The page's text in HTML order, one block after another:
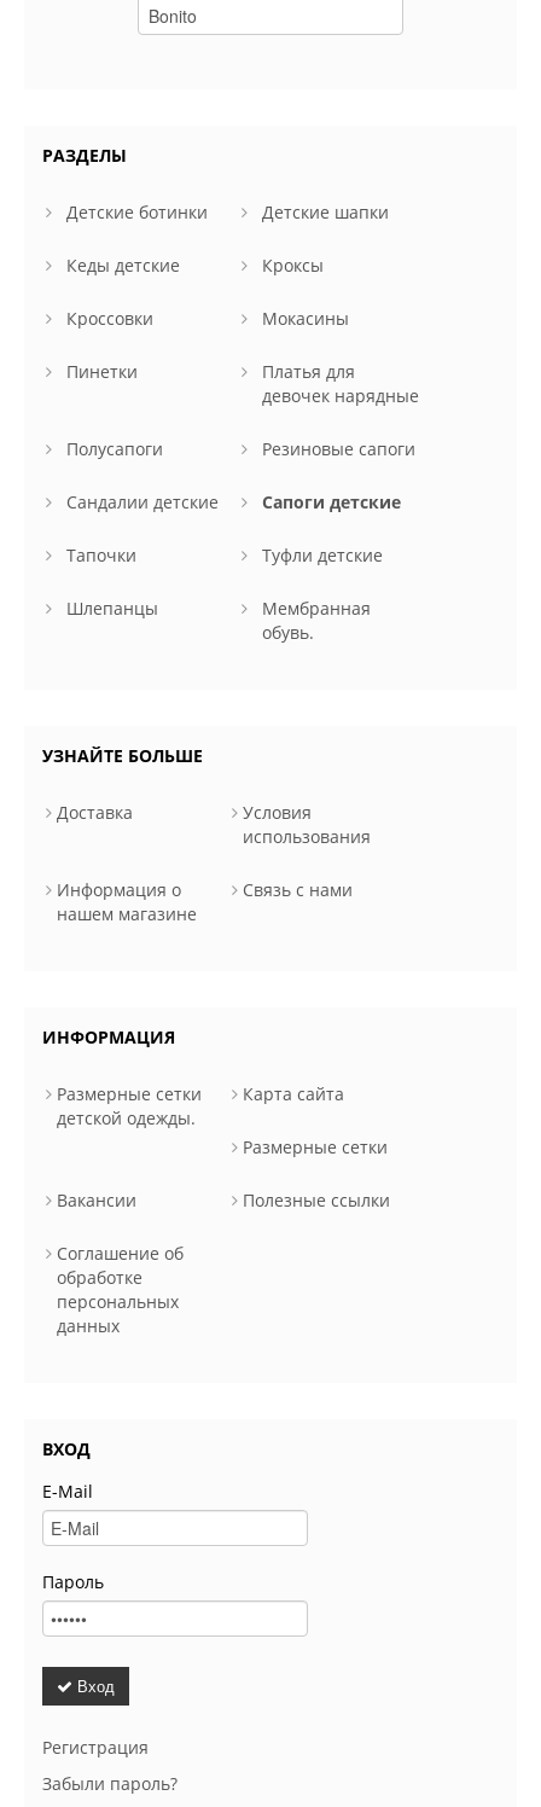
РАЗДЕЛЫ
Детские ботинки Детские шапки
Кеды детские Кроксы
Кроссовки Мокасины
Пинетки
Платья для
девочек нарядные
Полусапоги Резиновые сапоги
Сандалии детские Сапоги детские
Тапочки Туфли детские
Шлепанцы
Мембранная
обувь.
УЗНАЙТЕ БОЛЬШЕ
Доставка
Условия
использования
Информация о
нашем магазине
Связь с нами
ИНФОРМАЦИЯ
Размерные сетки
детской одежды.
Карта сайта
Размерные сетки
Вакансии Полезные ссылки
Соглашение об
обработке
персональных
данных
ВХОД
E-Mail
Пароль
Вход
Регистрация
Забыли пароль?